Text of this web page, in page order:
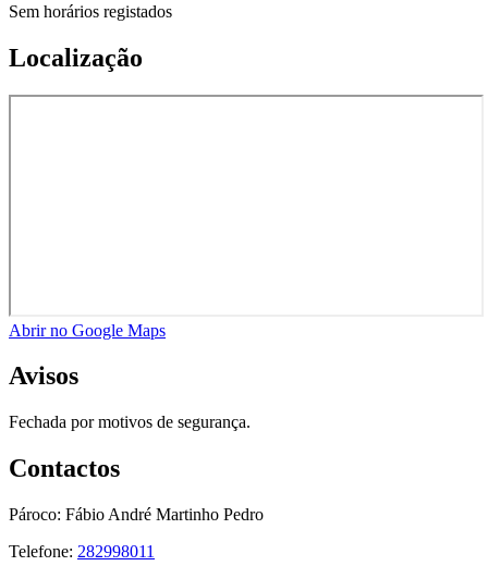
Sem horários registados
Localização
Abrir no Google Maps
Avisos
Fechada por motivos de segurança.
Contactos
Pároco: Fábio André Martinho Pedro
Telefone: 282998011